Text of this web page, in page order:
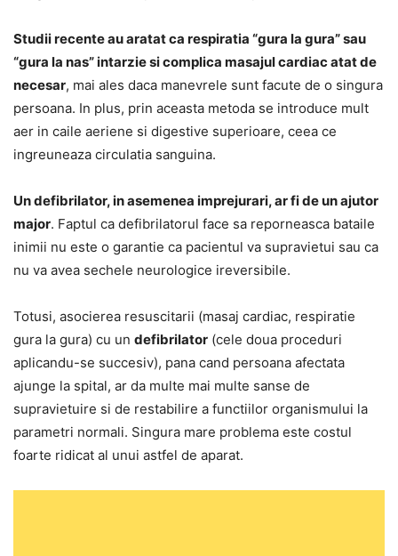
Studii recente au aratat ca respiratia “gura la gura” sau
“gura la nas” intarzie si complica masajul cardiac atat de
necesar, mai ales daca manevrele sunt facute de o singura
persoana. In plus, prin aceasta metoda se introduce mult
aer in caile aeriene si digestive superioare, ceea ce
ingreuneaza circulatia sanguina.
Un defibrilator, in asemenea imprejurari, ar fi de un ajutor
major. Faptul ca defibrilatorul face sa reporneasca bataile
inimii nu este o garantie ca pacientul va supravietui sau ca
nu va avea sechele neurologice ireversibile.
Totusi, asocierea resuscitarii (masaj cardiac, respiratie
gura la gura) cu un defibrilator (cele doua proceduri
aplicandu-se succesiv), pana cand persoana afectata
ajunge la spital, ar da multe mai multe sanse de
supravietuire si de restabilire a functiilor organismului la
parametri normali. Singura mare problema este costul
foarte ridicat al unui astfel de aparat.